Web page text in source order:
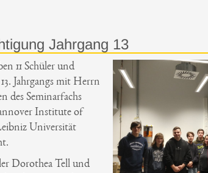
Jahrgang 13
11 Schüler und
Jahrgangs mit Herrn
des Seminarfachs
Institute of
Universität
Dorothea Tell und